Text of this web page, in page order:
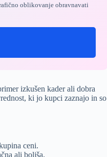
oblikovanje obravnavati
izkušen kader ali dobra
ki jo kupci zaznajo in so
ceni.
ali boljša.